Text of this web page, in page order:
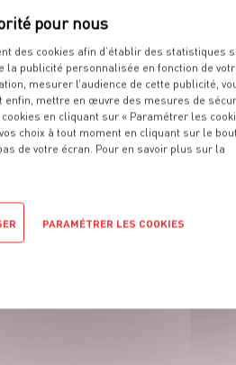
des cookies afin d’établir des statistiques
la publicité personnalisée en fonction de
mesurer l’audience de cette publicité,
enfin, mettre en œuvre des mesures de
en cliquant sur « Paramétrer les
choix à tout moment en cliquant sur le
de votre écran. Pour en savoir plus sur la
PARAMÉTRER LES COOKIES